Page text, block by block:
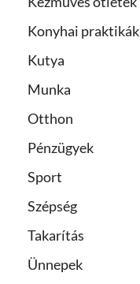
Konyhai praktikák
Kutya
Munka
Otthon
Pénzügyek
Sport
Szépség
Takarítás
Ünnepek